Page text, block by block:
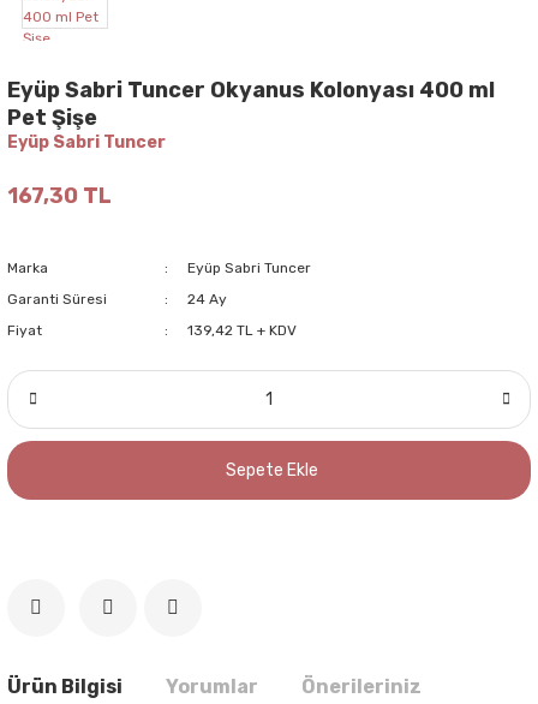
Eyüp Sabri Tuncer Okyanus Kolonyası 400 ml
Pet Şişe
Eyüp Sabri Tuncer
167,30 TL
Marka
Eyüp Sabri Tuncer
Garanti Süresi
24 Ay
Fiyat
139,42 TL + KDV
Sepete Ekle
Ürün Bilgisi Yorumlar Önerileriniz